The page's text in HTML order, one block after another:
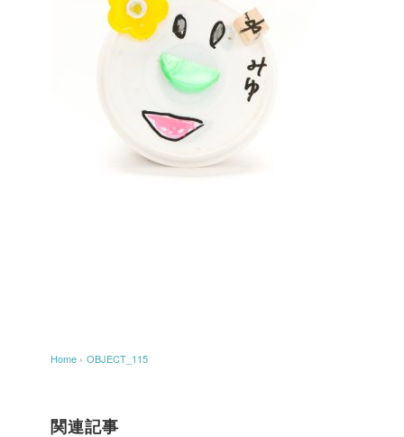
Home › OBJECT_115
関連記事